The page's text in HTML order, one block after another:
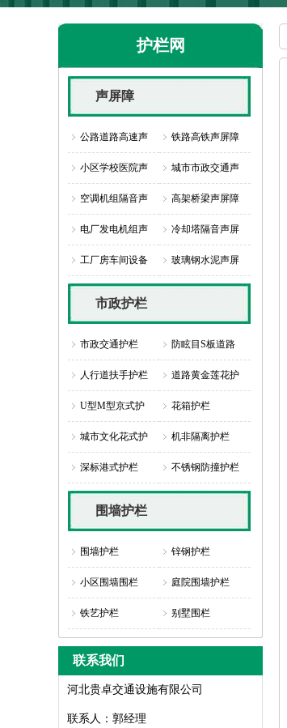
护栏网
声屏障
公路道路高速声 铁路高铁声屏障
小区学校医院声 城市市政交通声
空调机组隔音声 高架桥梁声屏障
电厂发电机组声 冷却塔隔音声屏
工厂房车间设备 玻璃钢水泥声屏
市政护栏
市政交通护栏 防眩目S板道路
人行道扶手护栏 道路黄金莲花护
U型M型京式护 花箱护栏
城市文化花式护 机非隔离护栏
深标港式护栏 不锈钢防撞护栏
围墙护栏
围墙护栏 锌钢护栏
小区围墙围栏 庭院围墙护栏
铁艺护栏 别墅围栏
联系我们
河北贵卓交通设施有限公司
联系人：郭经理